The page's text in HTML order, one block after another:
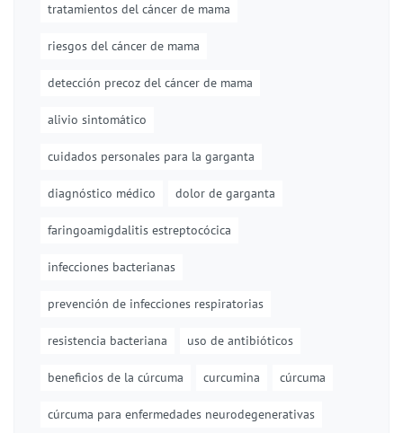
tratamientos del cáncer de mama
riesgos del cáncer de mama
detección precoz del cáncer de mama
alivio sintomático
cuidados personales para la garganta
diagnóstico médico dolor de garganta
faringoamigdalitis estreptocócica
infecciones bacterianas
prevención de infecciones respiratorias
resistencia bacteriana uso de antibióticos
beneficios de la cúrcuma curcumina cúrcuma
cúrcuma para enfermedades neurodegenerativas